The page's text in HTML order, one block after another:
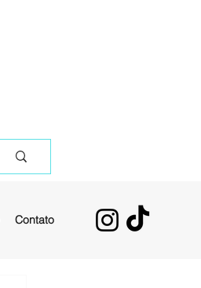
Contato